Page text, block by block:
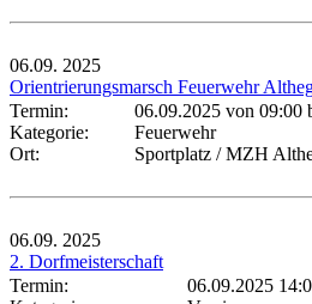
06.09. 2025
Orientrierungsmarsch Feuerwehr
Termin:
06.09.2025 von 09:00
Kategorie:
Feuerwehr
Ort:
Sportplatz / MZH
06.09. 2025
2. Dorfmeisterschaft
Termin:
06.09.2025